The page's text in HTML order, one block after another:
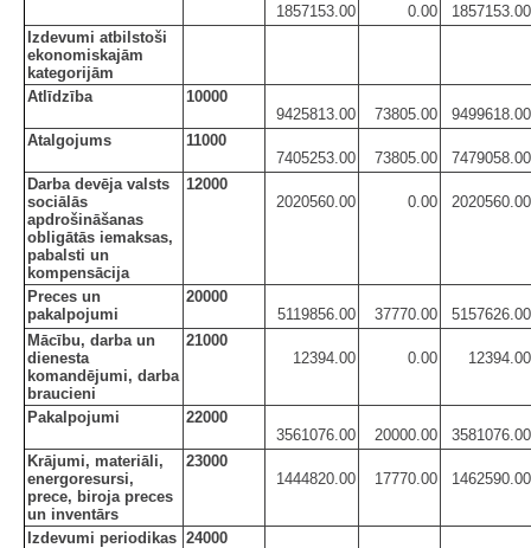
1857153.00
0.00
1857153.00
Izdevumi atbilstoši
ekonomiskajām
kategorijām
Atlīdzība
10000
9425813.00
73805.00
9499618.00
Atalgojums
11000
7405253.00
73805.00
7479058.00
Darba devēja valsts
sociālās
apdrošināšanas
obligātās iemaksas,
pabalsti un
kompensācija
12000
2020560.00
0.00 2020560.00
Preces un
pakalpojumi
20000
5119856.00
37770.00
5157626.00
Mācību, darba un
dienesta
komandējumi, darba
braucieni
21000
12394.00
0.00 12394.00
Pakalpojumi
22000
3561076.00
20000.00
3581076.00
Krājumi, materiāli,
energoresursi,
prece, biroja preces
un inventārs
23000
1444820.00
17770.00 1462590.00
Izdevumi periodikas 24000